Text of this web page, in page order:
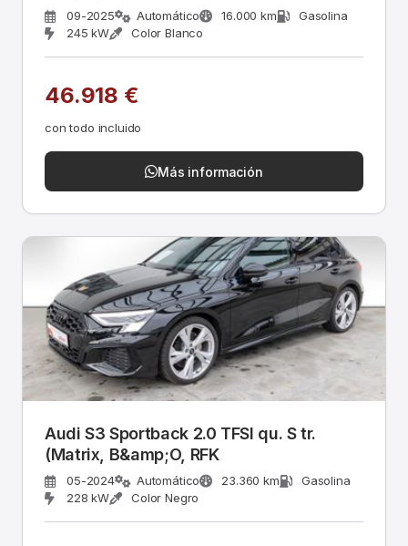
09-2025 Automático 16.000 km
Gasolina
245 kW
Color Blanco
46.918 €
con todo incluido
Más información
Audi S3 Sportback 2.0 TFSI qu. S tr.
(Matrix, B&amp;O, RFK
05-2024 Automático 23.360 km
Gasolina
228 kW
Color Negro